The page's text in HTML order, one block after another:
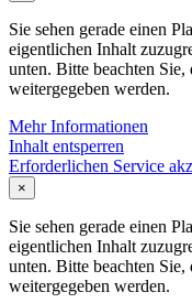
Sie sehen gerade einen
eigentlichen Inhalt
unten. Bitte beachten
weitergegeben werden.
Mehr Informationen
Inhalt entsperren
Erforderlichen Service
×
Sie sehen gerade einen
eigentlichen Inhalt
unten. Bitte beachten
weitergegeben werden.